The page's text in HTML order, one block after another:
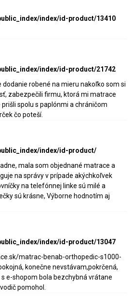
index/id-product/13410
index/id-product/21742
dodanie robené na mieru nakoľko som si
zabezpečili firmu, ktorá mi matrace
spolu s paplónmi a chráničom
čo poteší.
index/id-product/
mala som objednané matrace a
na správy v prípade akýchkoľvek
na telefónnej linke sú milé a
sú krásne, Výborne hodnotím aj
index/id-product/13047
matrac-benab-orthopedic-s1000-
konečne nevstávam,pokrčená,
e-shopom bola bezchybná vrátane
pomohol.